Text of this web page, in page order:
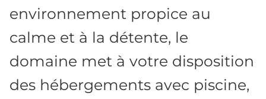
environnement propice au
calme et à la détente, le
domaine met à votre disposition
des hébergements avec piscine,